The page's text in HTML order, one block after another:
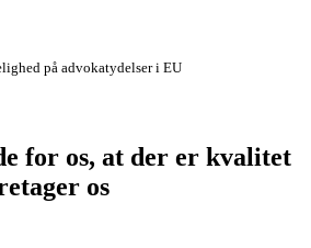
på advokatydelser i EU
for os, at der er kvalitet
os